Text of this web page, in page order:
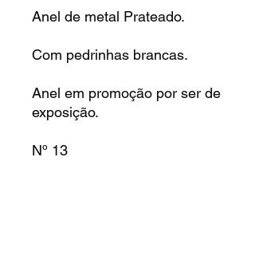
Anel de metal Prateado.
Com pedrinhas brancas.
Anel em promoção por ser de
exposição.
Nº 13